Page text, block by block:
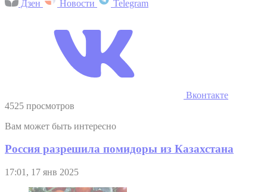
Дзен Новости Telegram
Вконтакте
4525 просмотров
Вам может быть интересно
Россия разрешила помидоры из Казахстана
17:01, 17 янв 2025